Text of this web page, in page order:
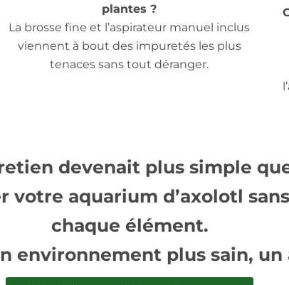
plantes ?
La brosse fine et l’aspirateur manuel inclus
viennent à bout des impuretés les plus
tenaces sans tout déranger.
devenait plus simple
votre aquarium d’axolotl
chaque élément.
environnement plus sain,